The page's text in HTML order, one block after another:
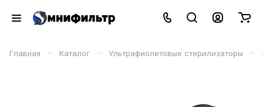
Главная – Каталог – Ультрафиолетовые стерилизаторы –